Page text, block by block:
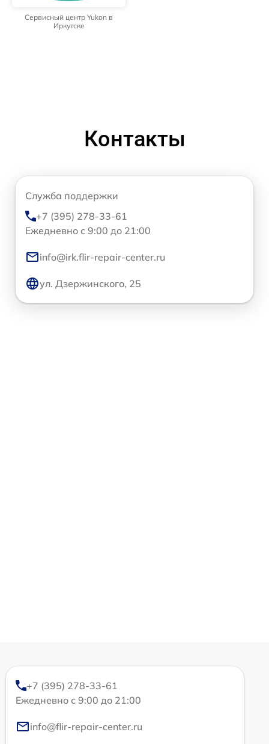
Сервисный центр Yukon в
Иркутске
Контакты
Служба поддержки
+7 (395) 278-33-61
Ежедневно с 9:00 до 21:00
info@irk.flir-repair-center.ru
ул. Дзержинского, 25
+7 (395) 278-33-61
Ежедневно с 9:00 до 21:00
info@flir-repair-center.ru